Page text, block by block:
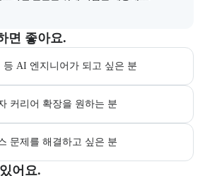
면 좋아요.
께 추천되는지 항목으로 안내한다. 더보기
AI 엔지니어가 되고 싶은 분
커리어 확장을 원하는 분
문제를 해결하고 싶은 분
어요.
수 있는 목표를 항목으로 안내한다. 더보기